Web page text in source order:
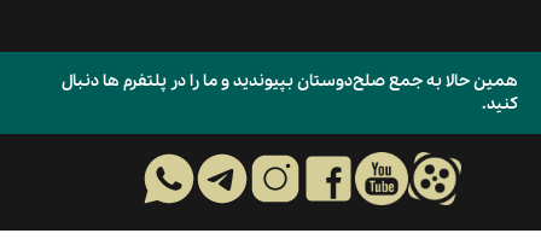
همین حالا به جمع صلح‌دوستان بپیوندید و ما را در پلتفرم ها دنبال
کنید.